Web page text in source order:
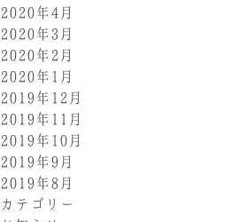
2020年4月
2020年3月
2020年2月
2020年1月
2019年12月
2019年11月
2019年10月
2019年9月
2019年8月
カテゴリー